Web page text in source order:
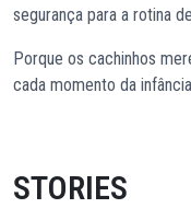
segurança para a rotina
Porque os cachinhos
cada momento da
STORIES